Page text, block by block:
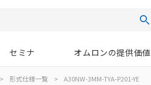
セミナ オムロンの提供価値
> 形式仕様一覧 > A30NW-3MM-TYA-P201-YE